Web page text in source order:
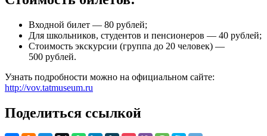
Входной билет — 80 рублей;
Для школьников, студентов и пенсионеров — 40 рублей;
Стоимость экскурсии (группа до 20 человек) —
500 рублей.
Узнать подробности можно на официальном сайте:
http://vov.tatmuseum.ru
Поделиться ссылкой